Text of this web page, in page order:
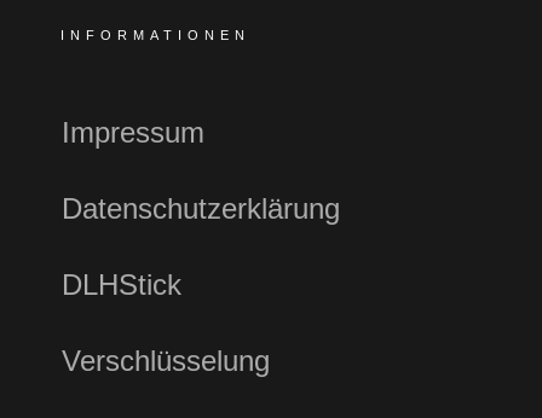
INFORMATIONEN
Impressum
Datenschutzerklärung
DLHStick
Verschlüsselung